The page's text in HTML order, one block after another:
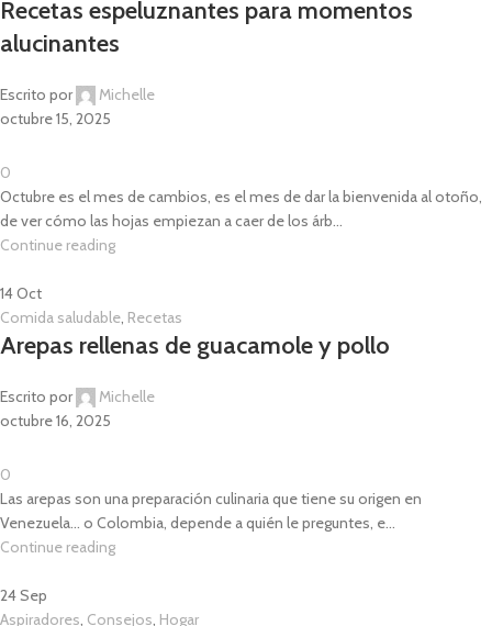
Recetas espeluznantes para momentos
alucinantes
Escrito por
Michelle
octubre 15, 2025
0
Octubre es el mes de cambios, es el mes de dar la bienvenida al otoño,
de ver cómo las hojas empiezan a caer de los árb...
Continue reading
14Oct
Comida saludable Recetas
Arepas rellenas de guacamole y pollo
Escrito por
Michelle
octubre 16, 2025
0
Las arepas son una preparación culinaria que tiene su origen en
Venezuela... o Colombia, depende a quién le preguntes, e...
Continue reading
24Sep
Aspiradores Consejos Hogar